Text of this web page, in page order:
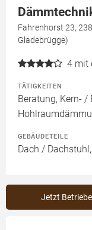
Fahrenhorst 23,
Gladebrügge)
4 mit
TÄTIGKEITEN
Beratung, Kern-
GEBÄUDETEILE
Dach /
Jetzt